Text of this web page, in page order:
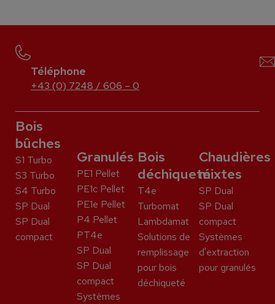
Téléphone
+43 (0) 7248 / 606 – 0
Bois
bûches
S1 Turbo
S3 Turbo
S4 Turbo
SP Dual
SP Dual
compact
Granulés
PE1 Pellet
PE1c Pellet
PE1e Pellet
P4 Pellet
PT4e
SP Dual
SP Dual
compact
Systèmes
Bois
déchiqueté
T4e
Turbomat
Lambdamat
Solutions de
remplissage
pour bois
déchiqueté
Chaudières
mixtes
SP Dual
SP Dual
compact
Systèmes
d'extraction
pour granulés